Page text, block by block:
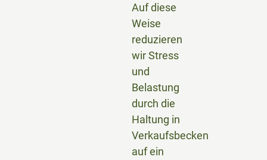
Auf diese
Weise
reduzieren
wir Stress
und
Belastung
durch die
Haltung in
Verkaufsbecken
auf ein